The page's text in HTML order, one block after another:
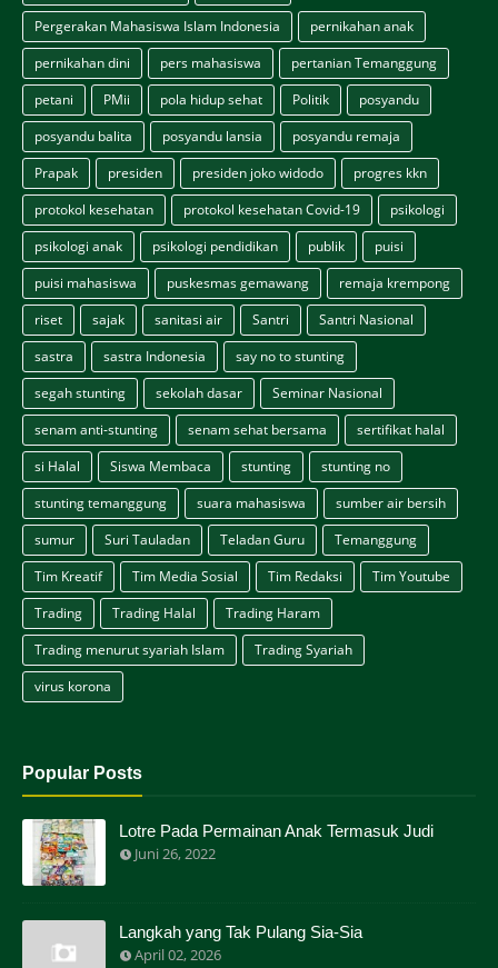
Pergerakan Mahasiswa Islam Indonesia
pernikahan anak
pernikahan dini
pers mahasiswa
pertanian Temanggung
petani
PMii pola hidup sehat Politik
posyandu
posyandu balita
posyandu lansia
posyandu remaja
Prapak
presiden presiden joko widodo
progres kkn
protokol kesehatan
protokol kesehatan Covid-19
psikologi
psikologi anak
psikologi pendidikan publik
puisi
puisi mahasiswa
puskesmas gemawang
remaja krempong
riset
sajak sanitasi air Santri
Santri Nasional
sastra
sastra Indonesia
say no to stunting
segah stunting
sekolah dasar
Seminar Nasional
senam anti-stunting
senam sehat bersama
sertifikat halal
si Halal
Siswa Membaca stunting
stunting no
stunting temanggung
suara mahasiswa
sumber air bersih
sumur
Suri Tauladan Teladan Guru
Temanggung
Tim Kreatif
Tim Media Sosial Tim Redaksi
Tim Youtube
Trading
Trading Halal
Trading Haram
Trading menurut syariah Islam
Trading Syariah
virus korona
Popular Posts
Lotre Pada Permainan Anak Termasuk Judi
Juni 26, 2022
Langkah yang Tak Pulang Sia-Sia
April 02, 2026